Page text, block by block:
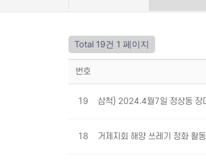
Total 19건 1 페이지
번호
19 삼척) 2024.4월7일 정상동 장
18 거제지회 해양 쓰레기 정화 활동